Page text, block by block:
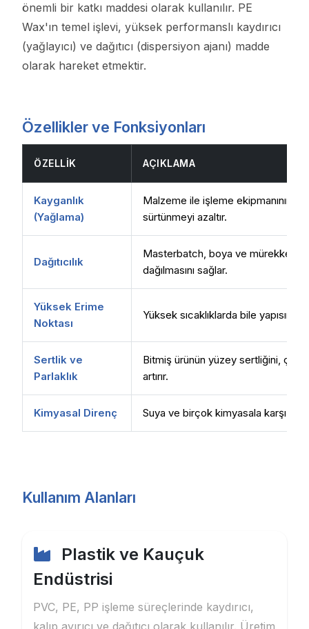
önemli bir katkı maddesi olarak kullanılır. PE
Wax'ın temel işlevi, yüksek performanslı kaydırıcı
(yağlayıcı) ve dağıtıcı (dispersiyon ajanı) madde
olarak hareket etmektir.
Özellikler ve Fonksiyonları
ÖZELLIK AÇIKLAMA
Kayganlık
(Yağlama)
Malzeme ile işleme ekipmanının
sürtünmeyi azaltır.
Dağıtıcılık
Masterbatch, boya ve
dağılmasını sağlar.
Yüksek Erime
Noktası
Yüksek sıcaklıklarda bile yapısını
Sertlik ve
Parlaklık
Bitmiş ürünün yüzey sertliğini,
artırır.
Kimyasal Direnç Suya ve birçok kimyasala karşı
Kullanım Alanları
Plastik ve Kauçuk
Endüstrisi
PVC, PE, PP işleme süreçlerinde kaydırıcı,
kalıp ayırıcı ve dağıtıcı olarak kullanılır. Üretim